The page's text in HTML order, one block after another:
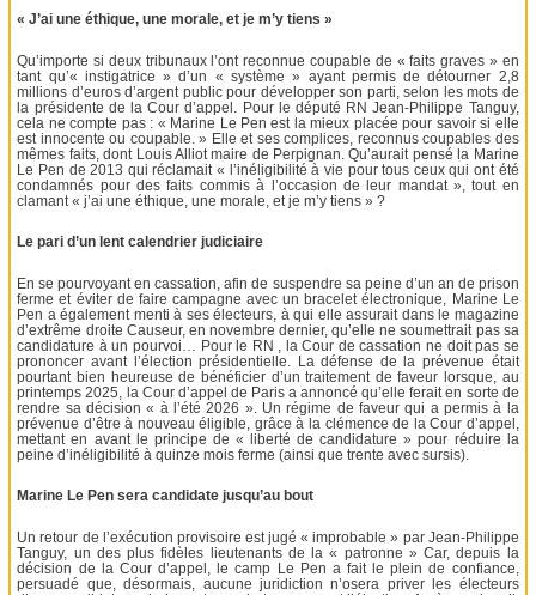
« J’ai une éthique, une morale, et je m’y tiens »
Qu’importe si deux tribunaux l’ont reconnue coupable de « faits graves » en
tant qu’« instigatrice » d’un « système » ayant permis de détourner 2,8
millions d’euros d’argent public pour développer son parti, selon les mots de
la présidente de la Cour d’appel. Pour le député RN Jean-Philippe Tanguy,
cela ne compte pas : « Marine Le Pen est la mieux placée pour savoir si elle
est innocente ou coupable. » Elle et ses complices, reconnus coupables des
mêmes faits, dont Louis Alliot maire de Perpignan. Qu’aurait pensé la Marine
Le Pen de 2013 qui réclamait « l’inéligibilité à vie pour tous ceux qui ont été
condamnés pour des faits commis à l’occasion de leur mandat », tout en
clamant « j’ai une éthique, une morale, et je m’y tiens » ?
Le pari d’un lent calendrier judiciaire
En se pourvoyant en cassation, afin de suspendre sa peine d’un an de prison
ferme et éviter de faire campagne avec un bracelet électronique, Marine Le
Pen a également menti à ses électeurs, à qui elle assurait dans le magazine
d’extrême droite Causeur, en novembre dernier, qu’elle ne soumettrait pas sa
candidature à un pourvoi… Pour le RN , la Cour de cassation ne doit pas se
prononcer avant l’élection présidentielle. La défense de la prévenue était
pourtant bien heureuse de bénéficier d’un traitement de faveur lorsque, au
printemps 2025, la Cour d’appel de Paris a annoncé qu’elle ferait en sorte de
rendre sa décision « à l’été 2026 ». Un régime de faveur qui a permis à la
prévenue d’être à nouveau éligible, grâce à la clémence de la Cour d’appel,
mettant en avant le principe de « liberté de candidature » pour réduire la
peine d’inéligibilité à quinze mois ferme (ainsi que trente avec sursis).
Marine Le Pen sera candidate jusqu’au bout
Un retour de l’exécution provisoire est jugé « improbable » par Jean-Philippe
Tanguy, un des plus fidèles lieutenants de la « patronne » Car, depuis la
décision de la Cour d’appel, le camp Le Pen a fait le plein de confiance,
persuadé que, désormais, aucune juridiction n’osera priver les électeurs